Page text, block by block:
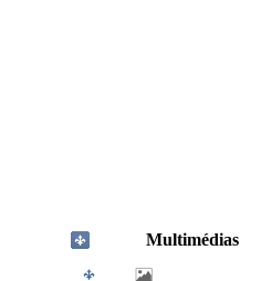
Multimédias